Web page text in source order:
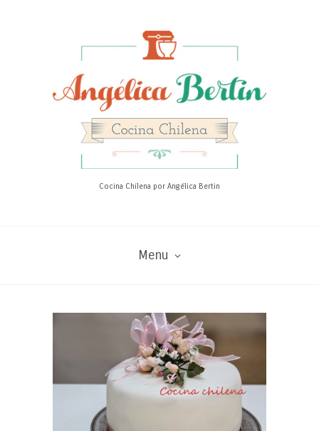
Cocina Chilena por Angélica Bertin
Menu